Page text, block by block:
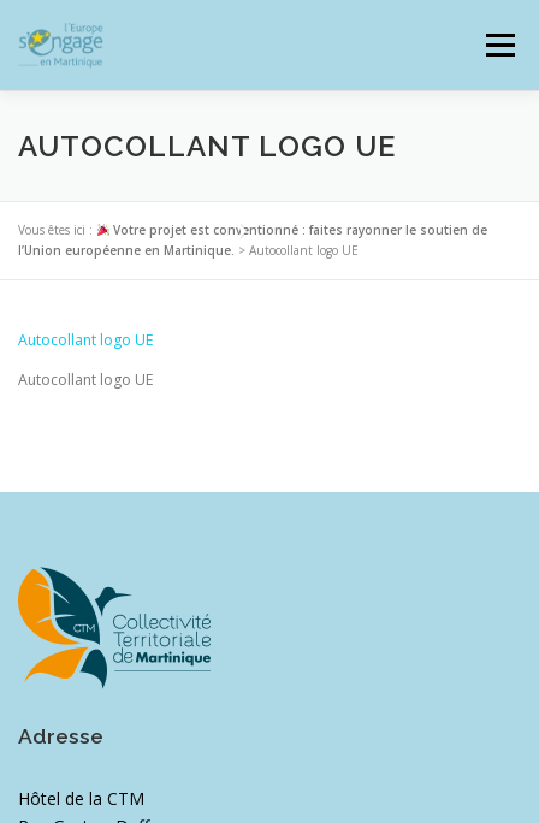
contenu
Menu
PROGRAMMES J’AI UN PROJET
SIGNALER UNE FRAUDE
AUTOCOLLANT LOGO UE
Vous êtes ici :
Votre projet est conventionné : faites rayonner le soutien de
l’Union européenne en Martinique. > Autocollant logo UE
Autocollant logo UE
Autocollant logo UE
Adresse
Hôtel de la CTM